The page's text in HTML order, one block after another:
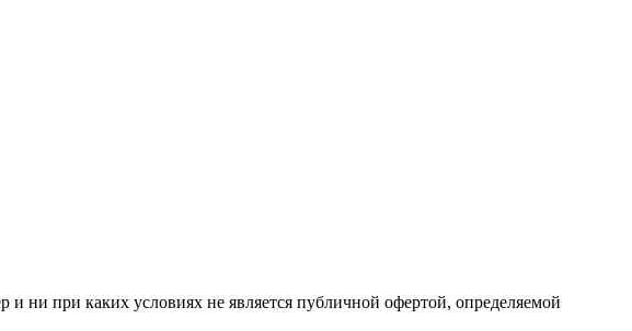
ни при каких условиях не является публичной офертой, определяемой